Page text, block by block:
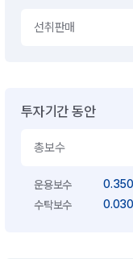
선취판매
투자기간 동안
총보수
운용보수
수탁보수